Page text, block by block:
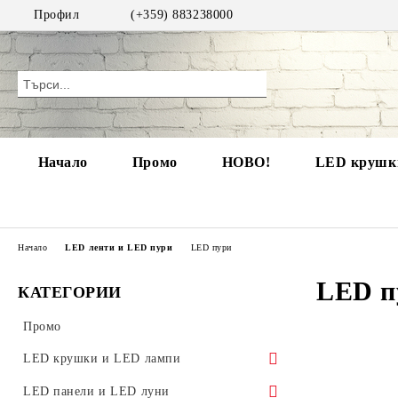
Профил (+359) 883238000
Начало Промо НОВО! LED
КАТЕГОРИИ
Промо
LED крушки и LED лампи
LED крушки
LED панели и LED луни
Начало LED ленти и LED пури LED пури
LED